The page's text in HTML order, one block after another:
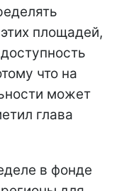
площадей,
что на
может
глава
в фонде